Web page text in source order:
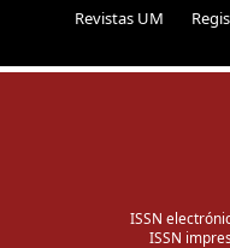
Revistas UM
ISSN
ISSN